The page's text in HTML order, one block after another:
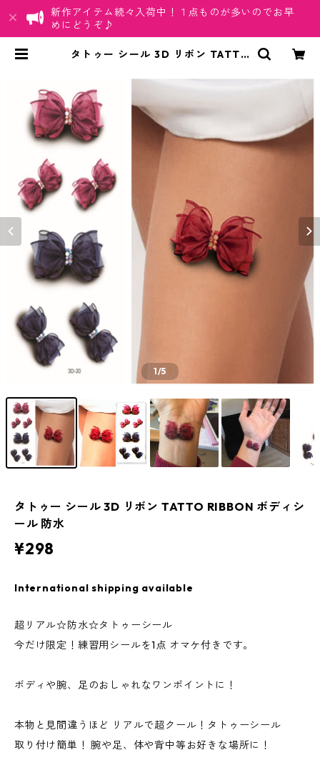
新作アイテム続々入荷中！１点ものが多いのでお早
めにどうぞ♪
タトゥー シール 3D リボン TATTO
ネット「にふぇーでーびる」
1/5
タトゥー シール 3D リボン TATTO RIBBON ボディシ
ール 防水
¥298
International shipping available
超リアル☆防水☆タトゥーシール
今だけ限定！練習用シールを1点 オマケ付きです。
ボディや腕、足のおしゃれなワンポイントに！
本物と見間違うほど リアルで超クール！タトゥーシール
取り付け簡単！ 腕や足、体や背中等お好きな場所に！